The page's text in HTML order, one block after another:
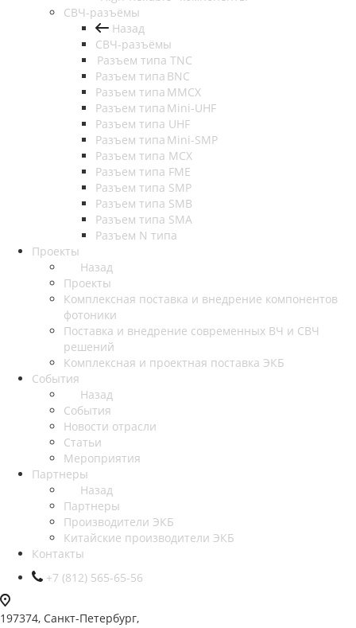
СВЧ-разъёмы
Назад
СВЧ-разъёмы
Разъем типа TNC
Разъем типа BNC
Разъем типа MMCX
Разъем типа Mini-UHF
Разъем типа UHF
Разъем типа Mini-SMP
Разъем типа MCX
Разъем типа FME
Разъем типа SMP
Разъем типа SMB
Разъем типа SMA
Разъем N типа
Проекты
Назад
Проекты
Комплексная поставка и внедрение компонентов
фотоники
Поставка и внедрение современных ВЧ и СВЧ
решений
Комплексная и проектная поставка ЭКБ
События
Назад
События
Новости отрасли
Статьи
Мероприятия
Партнеры
Назад
Партнеры
Производители ЭКБ
Китайские производители ЭКБ
Контакты
+7 (812) 565-65-56
197374, Санкт-Петербург,